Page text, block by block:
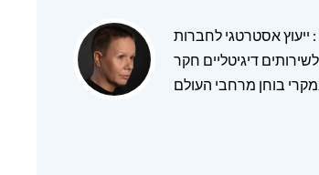
ייעוץ אסטרטגי לחברות
דיגיטליים חקר
בוחן מרחבי העולם